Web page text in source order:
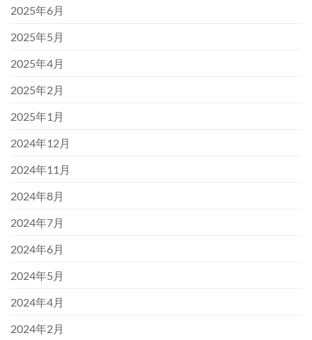
2025年6月
2025年5月
2025年4月
2025年2月
2025年1月
2024年12月
2024年11月
2024年8月
2024年7月
2024年6月
2024年5月
2024年4月
2024年2月